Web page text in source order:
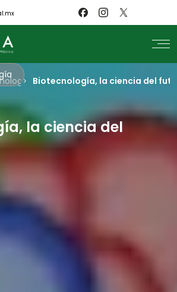
Biotecnología, la ciencia del
la ciencia del